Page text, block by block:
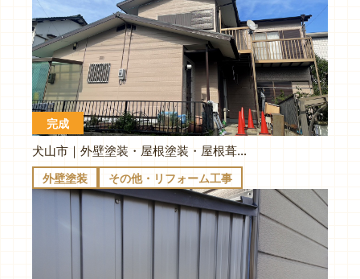
完成
犬山市｜外壁塗装・屋根塗装・屋根葺き替え｜M様邸
外壁塗装 その他・リフォーム工事